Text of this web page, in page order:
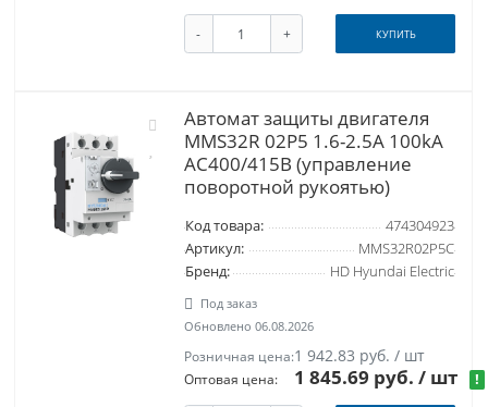
- + КУПИТЬ
Автомат защиты двигателя
MMS32R 02P5 1.6-2.5А 100kA
АС400/415В (управление
поворотной рукоятью)
Код товара:
474304923
Артикул:
MMS32R02P5C
Бренд:
HD Hyundai Electric
Под заказ
Обновлено 06.08.2026
Розничная цена:1 942.83 руб. / шт
Оптовая цена: 1 845.69 руб./ шт !